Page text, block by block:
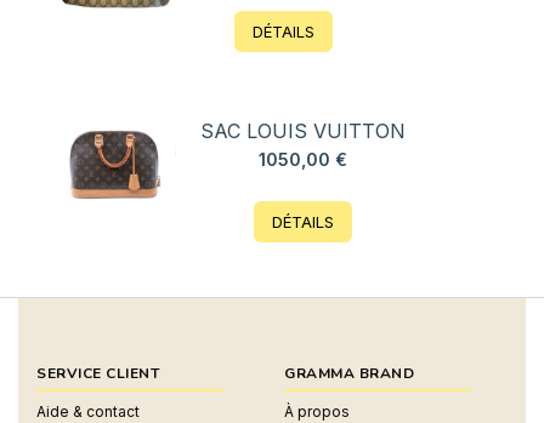
initial
était :
390,00 €.
DÉTAILS
SAC LOUIS VUITTON
1050,00 €
DÉTAILS
SERVICE CLIENT
Aide & contact
GRAMMA BRAND
À propos